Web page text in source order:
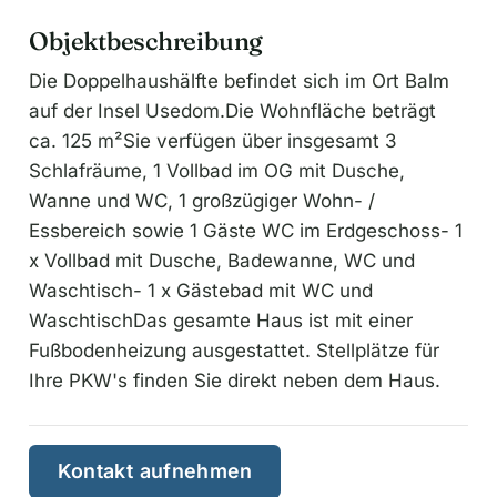
Objektbeschreibung
Die Doppelhaushälfte befindet sich im Ort Balm
auf der Insel Usedom.Die Wohnfläche beträgt
ca. 125 m²Sie verfügen über insgesamt 3
Schlafräume, 1 Vollbad im OG mit Dusche,
Wanne und WC, 1 großzügiger Wohn- /
Essbereich sowie 1 Gäste WC im Erdgeschoss- 1
x Vollbad mit Dusche, Badewanne, WC und
Waschtisch- 1 x Gästebad mit WC und
WaschtischDas gesamte Haus ist mit einer
Fußbodenheizung ausgestattet. Stellplätze für
Ihre PKW's finden Sie direkt neben dem Haus.
Kontakt aufnehmen